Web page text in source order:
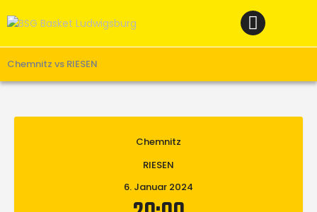
Chemnitz vs RIESEN
Verein
Teams M
Spielbetrieb
Unterstützen
Chemnitz
RIESEN
6. Januar 2024